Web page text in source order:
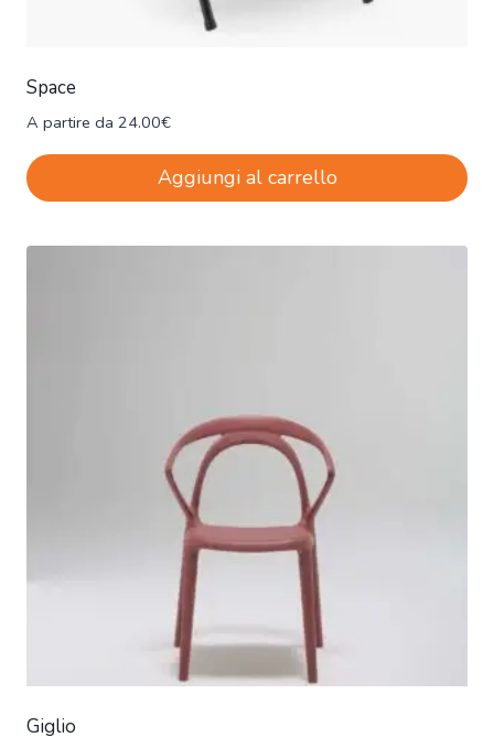
Space
A partire da 24.00€
Aggiungi al carrello
Giglio